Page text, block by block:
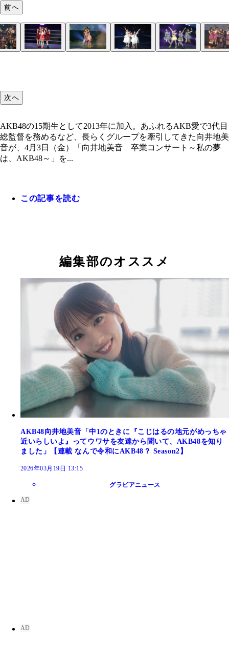
前へ
次へ
AKB48の15期生として2013年に加入。あふれるAKB愛で3代目
総監督を務めるなど、長らくグループを牽引してきた向井地美
音が、4月3日（金）「向井地美音 卒業コンサート～私の夢
は、AKB48～」を...
この記事を読む
編集部のオススメ
AKB48向井地美音「中1のときに『こじはるの地元がめっちゃ
近いらしいよ』ってウワサを友達から聞いて、AKB48を知り
ました」【連載 なんで令和にAKB48？ Season2】
2026年03月19日 13:15
グラビアニュース